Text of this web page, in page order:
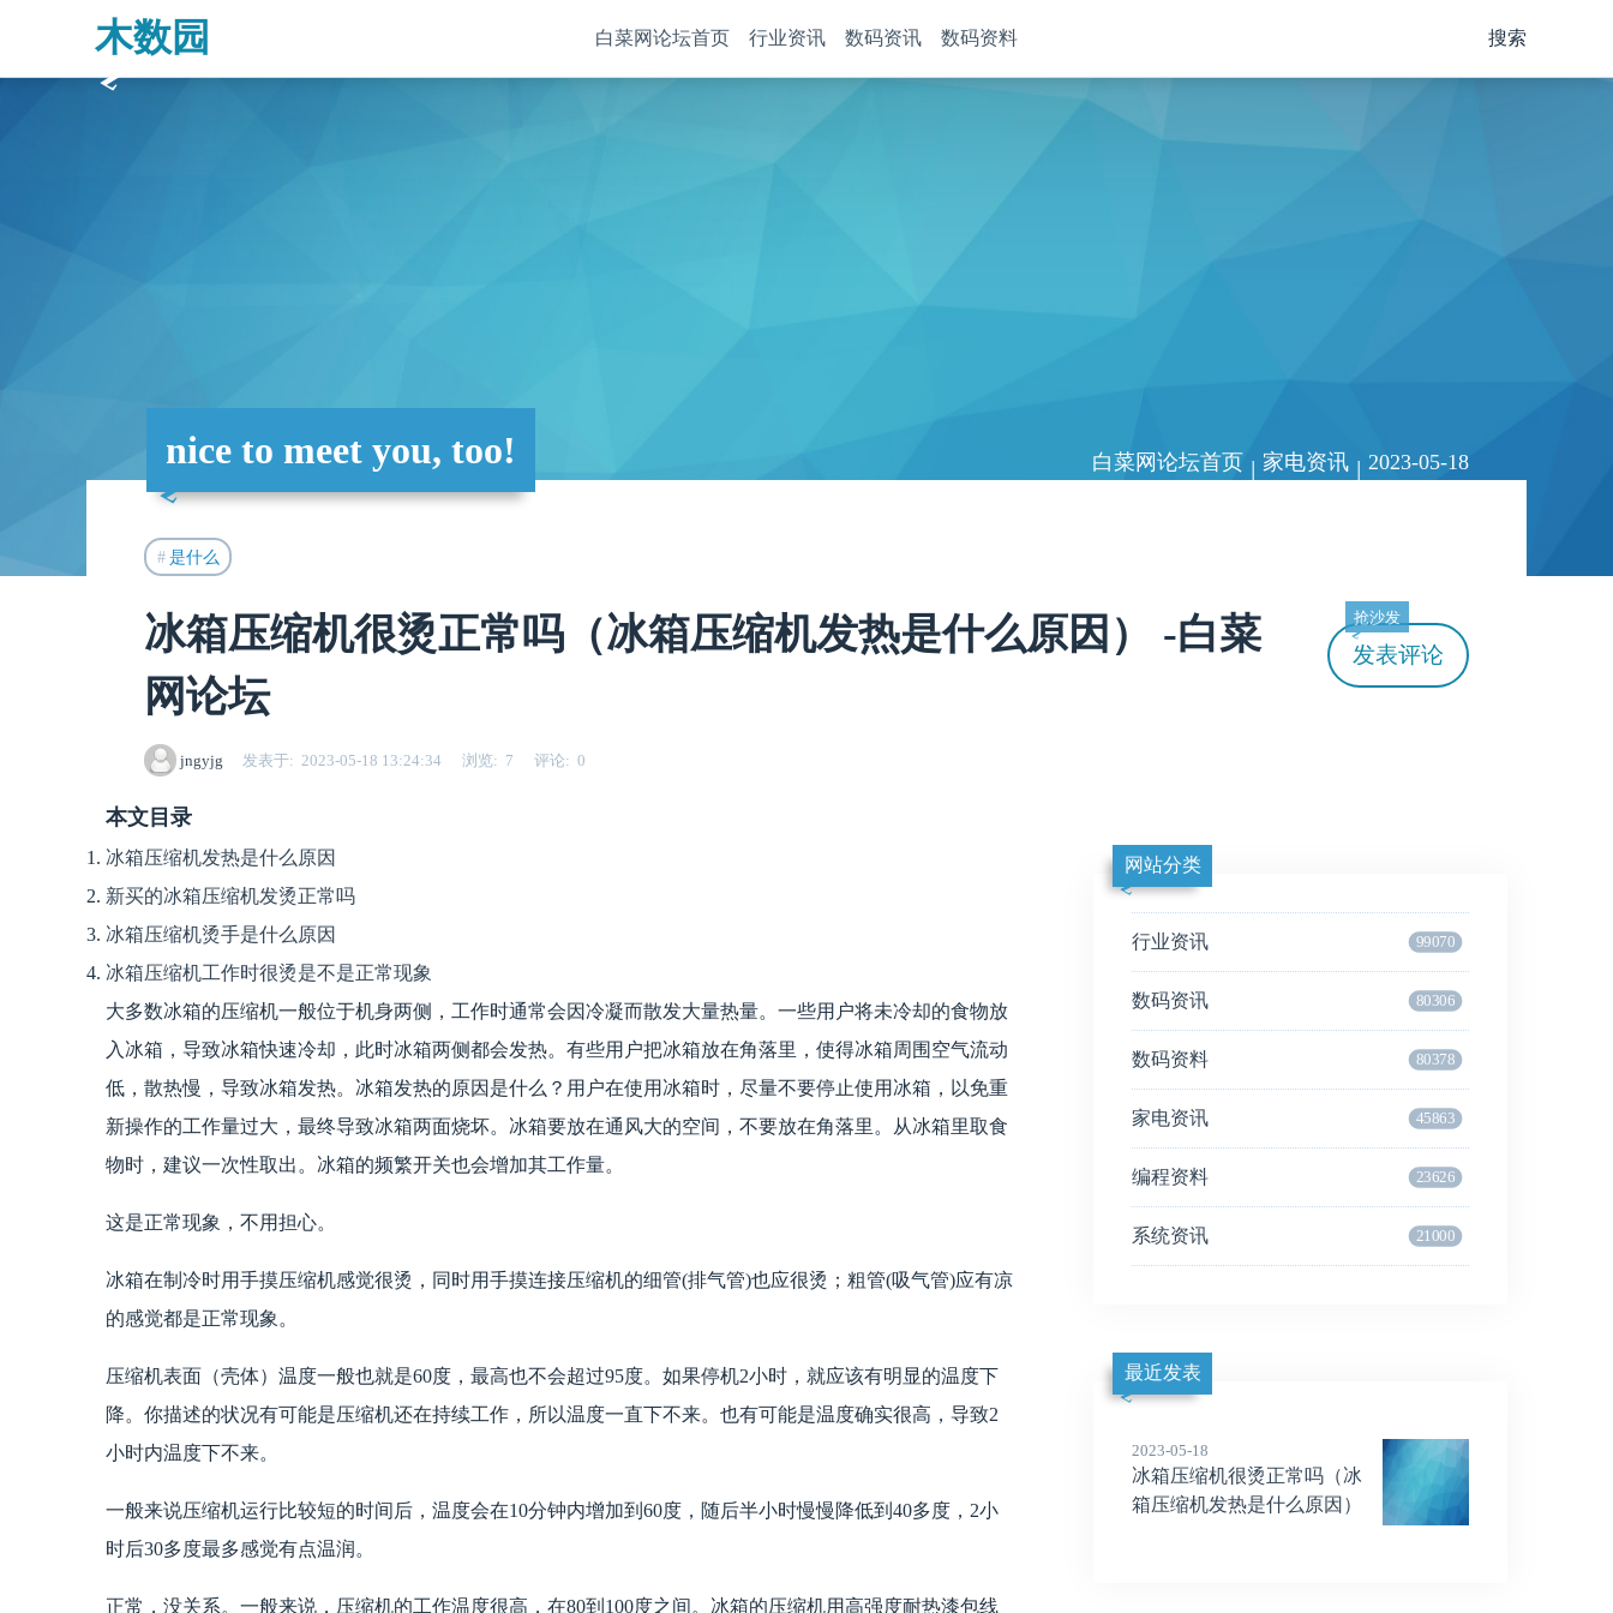
木数园 白菜网论坛首页 行业资讯 数码资讯 数码资料 搜索
nice to meet you, too! 白菜网论坛首页 | 家电资讯 | 2023-05-18
是什么
冰箱压缩机很烫正常吗（冰箱压缩机发热是什么原因） -白菜
网论坛
jngyjg 发表于 2023-05-18 13:24:34 浏览 7 评论 0
抢沙发
发表评论
本文目录
冰箱压缩机发热是什么原因
新买的冰箱压缩机发烫正常吗
冰箱压缩机烫手是什么原因
冰箱压缩机工作时很烫是不是正常现象
大多数冰箱的压缩机一般位于机身两侧，工作时通常会因冷凝而散发大量热量。一些用户将未冷却的食物放
入冰箱，导致冰箱快速冷却，此时冰箱两侧都会发热。有些用户把冰箱放在角落里，使得冰箱周围空气流动
低，散热慢，导致冰箱发热。冰箱发热的原因是什么？用户在使用冰箱时，尽量不要停止使用冰箱，以免重
新操作的工作量过大，最终导致冰箱两面烧坏。冰箱要放在通风大的空间，不要放在角落里。从冰箱里取食
物时，建议一次性取出。冰箱的频繁开关也会增加其工作量。
这是正常现象，不用担心。
冰箱在制冷时用手摸压缩机感觉很烫，同时用手摸连接压缩机的细管(排气管)也应很烫；粗管(吸气管)应有凉
的感觉都是正常现象。
压缩机表面（壳体）温度一般也就是60度，最高也不会超过95度。如果停机2小时，就应该有明显的温度下
降。你描述的状况有可能是压缩机还在持续工作，所以温度一直下不来。也有可能是温度确实很高，导致2
小时内温度下不来。
一般来说压缩机运行比较短的时间后，温度会在10分钟内增加到60度，随后半小时慢慢降低到40多度，2小
时后30多度最多感觉有点温润。
正常，没关系。一般来说，压缩机的工作温度很高，在80到100度之间。冰箱的压缩机用高强度耐热漆包线
网站分类
行业资讯 99070
数码资讯 80306
数码资料 80378
家电资讯 45863
编程资料 23626
系统资讯 21000
最近发表
2023-05-18
冰箱压缩机很烫正常吗（冰
箱压缩机发热是什么原因）